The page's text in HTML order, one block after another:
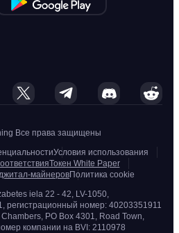
Все права защищены
Условия использования
Токен White Paper
майнеровПолитика cookie
iela 22 - 42, LV-1050,
регистрационный номер: 40203351911
PO Box 4301, Road Town,
компании на BVI: 2110978